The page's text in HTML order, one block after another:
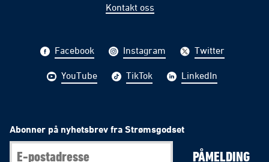
Kontakt oss
Facebook Instagram Twitter
YouTube TikTok LinkedIn
Abonner på nyhetsbrev fra Strømsgodset
PÅMELDING